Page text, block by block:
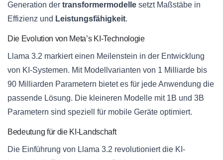
Generation der transformermodelle setzt Maßstäbe in
Effizienz und Leistungsfähigkeit.
Die Evolution von Meta’s KI-Technologie
Llama 3.2 markiert einen Meilenstein in der Entwicklung
von KI-Systemen. Mit Modellvarianten von 1 Milliarde bis
90 Milliarden Parametern bietet es für jede Anwendung die
passende Lösung. Die kleineren Modelle mit 1B und 3B
Parametern sind speziell für mobile Geräte optimiert.
Bedeutung für die KI-Landschaft
Die Einführung von Llama 3.2 revolutioniert die KI-